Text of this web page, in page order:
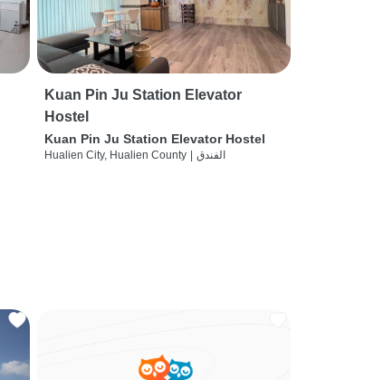
Kuan Pin Ju Station Elevator
Hostel
Kuan Pin Ju Station Elevator Hostel
Hualien City, Hualien County الفندق